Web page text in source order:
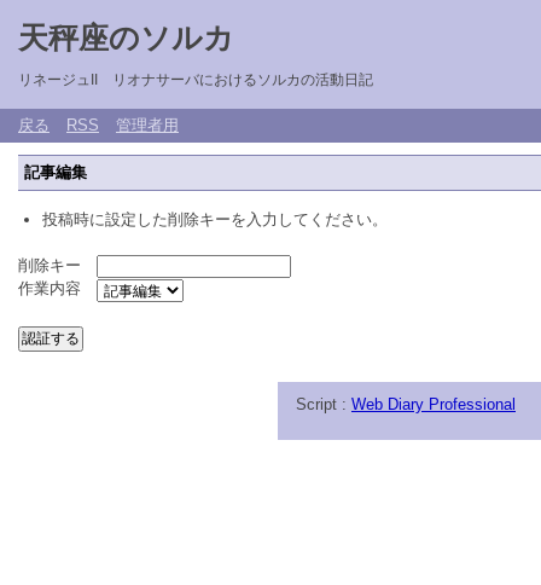
天秤座のソルカ
リネージュII リオナサーバにおけるソルカの活動日記
戻る RSS 管理者用
記事編集
投稿時に設定した削除キーを入力してください。
削除キー
作業内容
Script : Web Diary Professional